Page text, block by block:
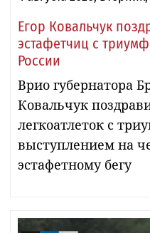
Егор Ковальчук
эстафетчиц с
России
Врио губернатора
Ковальчук
легкоатлеток с
выступлением на
эстафетному бегу